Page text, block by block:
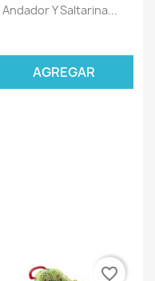
Andador Y Saltarina...
AGREGAR
favorite_border